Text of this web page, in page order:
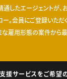
通したエージェントが
。会員にご登録いただ
な雇用形態の案件から
援サービスをご希望